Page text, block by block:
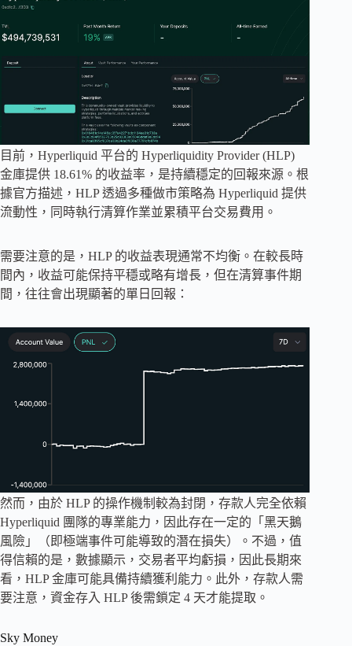
目前，Hyperliquid 平台的 Hyperliquidity Provider (HLP)
金庫提供 18.61% 的收益率，是持續穩定的回報來源。根
據官方描述，HLP 透過多種做市策略為 Hyperliquid 提供
流動性，同時執行清算作業並累積平台交易費用。
需要注意的是，HLP 的收益表現通常不均衡。在較長時
間內，收益可能保持平穩或略有增長，但在清算事件期
間，往往會出現顯著的單日回報：
然而，由於 HLP 的操作機制較為封閉，存款人完全依賴
Hyperliquid 團隊的專業能力，因此存在一定的「黑天鵝
風險」（即極端事件可能導致的潛在損失）。不過，值
得信賴的是，數據顯示，交易者平均虧損，因此長期來
看，HLP 金庫可能具備持續獲利能力。此外，存款人需
要注意，資金存入 HLP 後需鎖定 4 天才能提取。
Sky Money